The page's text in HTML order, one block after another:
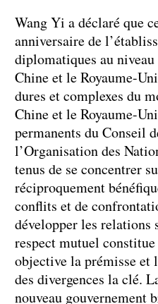
Wang Yi a déclaré que
anniversaire de
diplomatiques au niveau
Chine et le Royaume-
dures et complexes du
Chine et le Royaume-
permanents du Conseil
l’Organisation des
tenus de se concentrer
réciproquement
conflits et de
développer les
respect mutuel
objective la prémisse
des divergences la clé.
nouveau gouvernement